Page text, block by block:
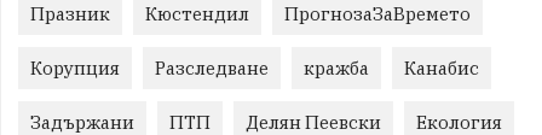
Празник Кюстендил ПрогнозаЗаВремето
Корупция Разследване кражба Канабис
Задържани ПТП Делян Пеевски Екология